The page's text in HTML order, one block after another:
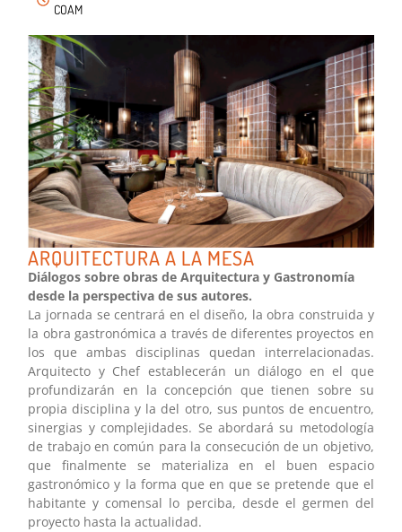
COAM
ARQUITECTURA A LA MESA
Diálogos sobre obras de Arquitectura y Gastronomía
desde la perspectiva de sus autores.
La jornada se centrará en el diseño, la obra construida y
la obra gastronómica a través de diferentes proyectos en
los que ambas disciplinas quedan interrelacionadas.
Arquitecto y Chef establecerán un diálogo en el que
profundizarán en la concepción que tienen sobre su
propia disciplina y la del otro, sus puntos de encuentro,
sinergias y complejidades. Se abordará su metodología
de trabajo en común para la consecución de un objetivo,
que finalmente se materializa en el buen espacio
gastronómico y la forma que en que se pretende que el
habitante y comensal lo perciba, desde el germen del
proyecto hasta la actualidad.